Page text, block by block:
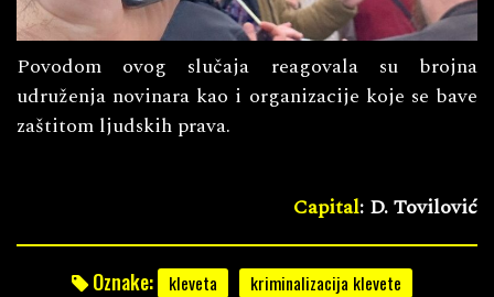
Povodom ovog slučaja reagovala su brojna
udruženja novinara kao i organizacije koje se bave
zaštitom ljudskih prava.
Capital: D. Tovilović
Oznake: kleveta
kriminalizacija klevete